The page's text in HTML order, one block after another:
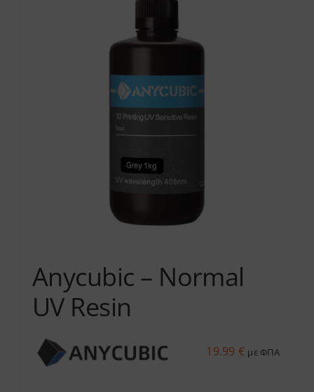
Anycubic – Normal
UV Resin
19.99 € με ΦΠΑ